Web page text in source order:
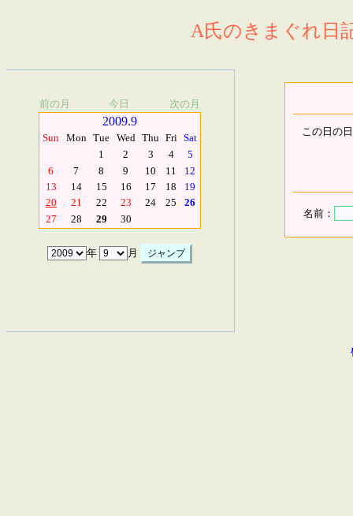
A氏のきまぐれ日
前の月 今日 次の月
2009.9
Sun Mon Tue Wed Thu Fri Sat
1
2 3 4
5
6
7 8 9 10 11
12
13
14 15 16 17 18
19
20
21 22 23 24 25
26
27
28 29 30
年 月
この日の
名前：